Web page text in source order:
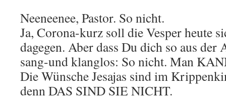
Neeneenee, Pastor. So nicht.
Ja, Corona-kurz soll die Vesper heute
dagegen. Aber dass Du dich so aus
sang-und klanglos: So nicht. Man
Die Wünsche Jesajas sind im
denn DAS SIND SIE NICHT.